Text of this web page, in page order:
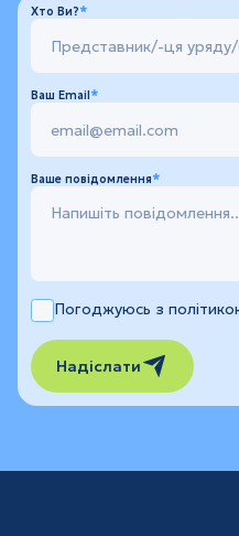
Хто Ви?
Ваш Email
Ваше повідомлення
Погоджуюсь з
Надіслати